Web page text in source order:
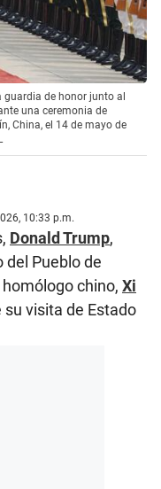
guardia de honor junto al
una ceremonia de
China, el 14 de mayo de
10:33 p.m.
Donald Trump,
del Pueblo de
chino, Xi
su visita de Estado